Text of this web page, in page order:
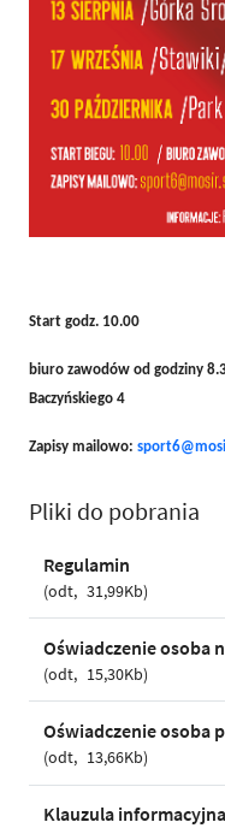
Start godz. 10.00
biuro zawodów od godziny
Baczyńskiego 4
Zapisy mailowo:
Pliki do pobrania
Regulamin
odt 31,99Kb
Oświadczenie osoba
odt 15,30Kb
Oświadczenie osoba
odt 13,66Kb
Klauzula informacyjna